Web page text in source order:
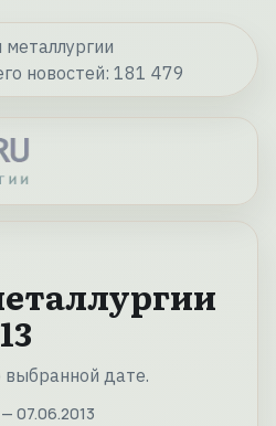
новостей: 181 479
выбранной дате.
07.06.2013